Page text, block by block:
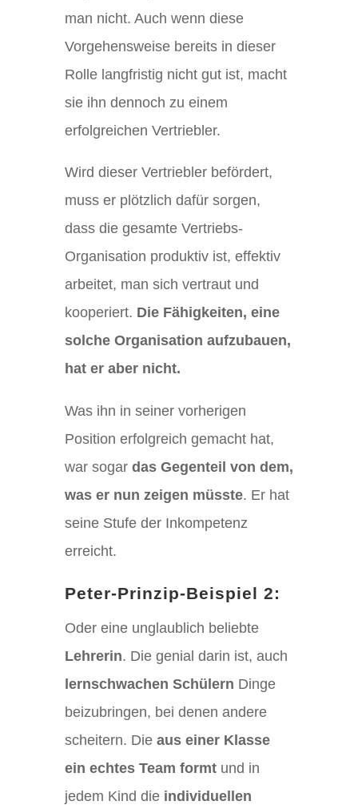
man nicht. Auch wenn diese
Vorgehensweise bereits in dieser
Rolle langfristig nicht gut ist, macht
sie ihn dennoch zu einem
erfolgreichen Vertriebler.
Wird dieser Vertriebler befördert,
muss er plötzlich dafür sorgen,
dass die gesamte Vertriebs-
Organisation produktiv ist, effektiv
arbeitet, man sich vertraut und
kooperiert. Die Fähigkeiten, eine
solche Organisation aufzubauen,
hat er aber nicht.
Was ihn in seiner vorherigen
Position erfolgreich gemacht hat,
war sogar das Gegenteil von dem,
was er nun zeigen müsste. Er hat
seine Stufe der Inkompetenz
erreicht.
Peter-Prinzip-Beispiel 2:
Oder eine unglaublich beliebte
Lehrerin. Die genial darin ist, auch
lernschwachen Schülern Dinge
beizubringen, bei denen andere
scheitern. Die aus einer Klasse
ein echtes Team formtund in
jedem Kind die individuellen